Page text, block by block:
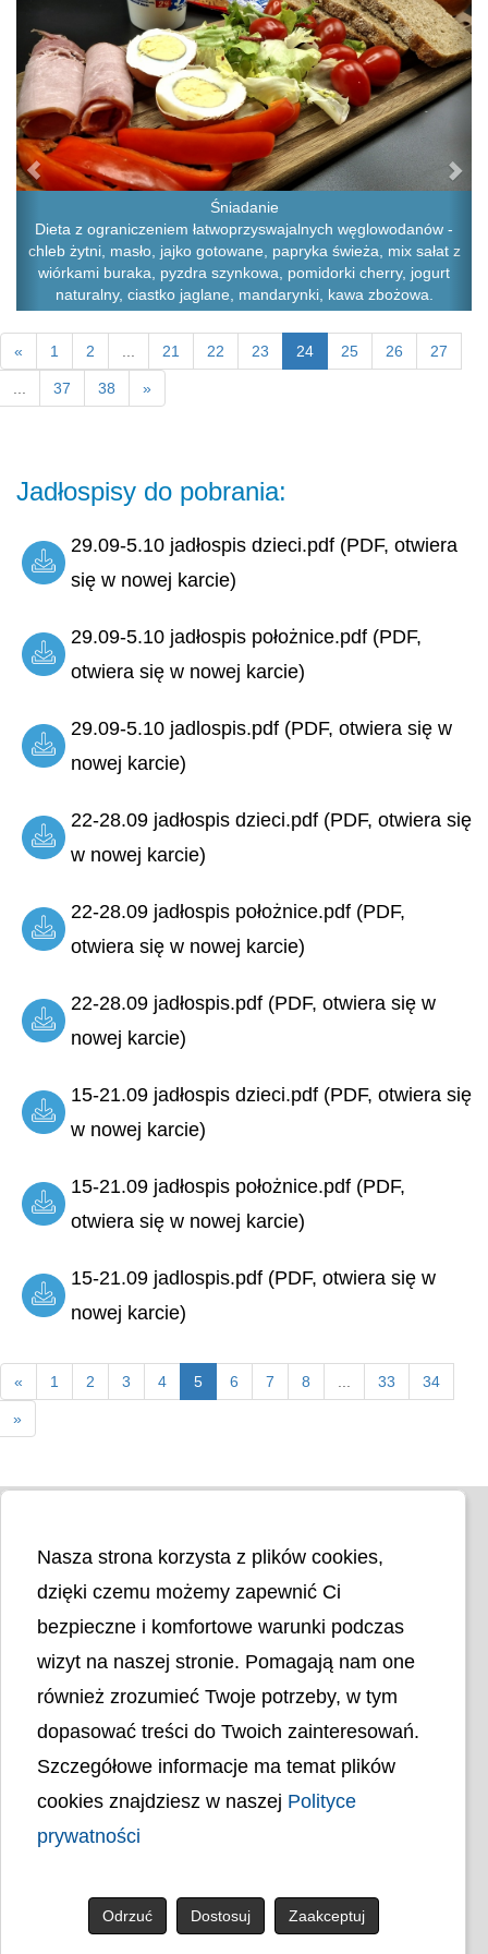
Śniadanie
Dieta z ograniczeniem łatwoprzyswajalnych węglowodanów -
chleb żytni, masło, jajko gotowane, papryka świeża, mix sałat z
wiórkami buraka, pyzdra szynkowa, pomidorki cherry, jogurt
naturalny, ciastko jaglane, mandarynki, kawa zbożowa.
« 1 2 21 22 23 24 25 26 27
37 38 »
Jadłospisy do pobrania:
29.09-5.10 jadłospis dzieci.pdf (PDF, otwiera
się w nowej karcie)
29.09-5.10 jadłospis położnice.pdf (PDF,
otwiera się w nowej karcie)
29.09-5.10 jadlospis.pdf (PDF, otwiera się w
nowej karcie)
22-28.09 jadłospis dzieci.pdf (PDF, otwiera się
w nowej karcie)
22-28.09 jadłospis położnice.pdf (PDF,
otwiera się w nowej karcie)
22-28.09 jadłospis.pdf (PDF, otwiera się w
nowej karcie)
15-21.09 jadłospis dzieci.pdf (PDF, otwiera się
w nowej karcie)
15-21.09 jadłospis położnice.pdf (PDF,
otwiera się w nowej karcie)
15-21.09 jadlospis.pdf (PDF, otwiera się w
nowej karcie)
« 1 2 3 4 5 6 7 8 33 34
»
Liczba odwiedzin
Polityka prywatności
Mapa strony
Ochrona Danych Osobowych
Deklaracja Dostępności
© uck.katowice.pl.
Nasza strona korzysta z plików cookies,
dzięki czemu możemy zapewnić Ci
bezpieczne i komfortowe warunki podczas
wizyt na naszej stronie. Pomagają nam one
również zrozumieć Twoje potrzeby, w tym
dopasować treści do Twoich zainteresowań.
Szczegółowe informacje ma temat plików
cookies znajdziesz w naszej Polityce
prywatności
Odrzuć Dostosuj Zaakceptuj